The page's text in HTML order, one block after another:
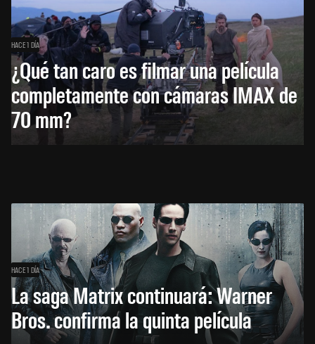
HACE 1 DÍA
¿Qué tan caro es filmar una película
completamente con cámaras IMAX de
70 mm?
HACE 1 DÍA
La saga Matrix continuará: Warner
Bros. confirma la quinta película